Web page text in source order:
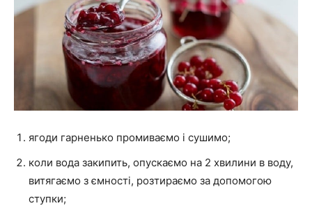
ягоди гарненько промиваємо і сушимо;
коли вода закипить, опускаємо на 2 хвилини в воду,
витягаємо з ємності, розтираємо за допомогою
ступки;